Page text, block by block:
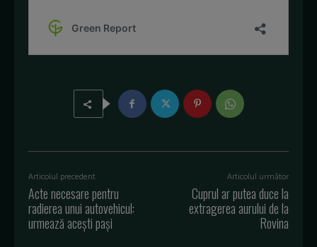
Articolul precedent
Acte necesare pentru
radierea unui autovehicul:
urmează acești pași
Articolul următor
Cuprul ar putea duce la
extragerea aurului de la
Rovina